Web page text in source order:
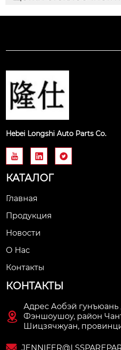
Hebei Longshi Auto Parts Co.
  
КАТАЛОГ
Главная
Продукция
Новости
О Нас
Контакты
КОНТАКТЫ

Адрес Аобэй гунъюань
Фэншоушоу, район
Шицзячжуан,